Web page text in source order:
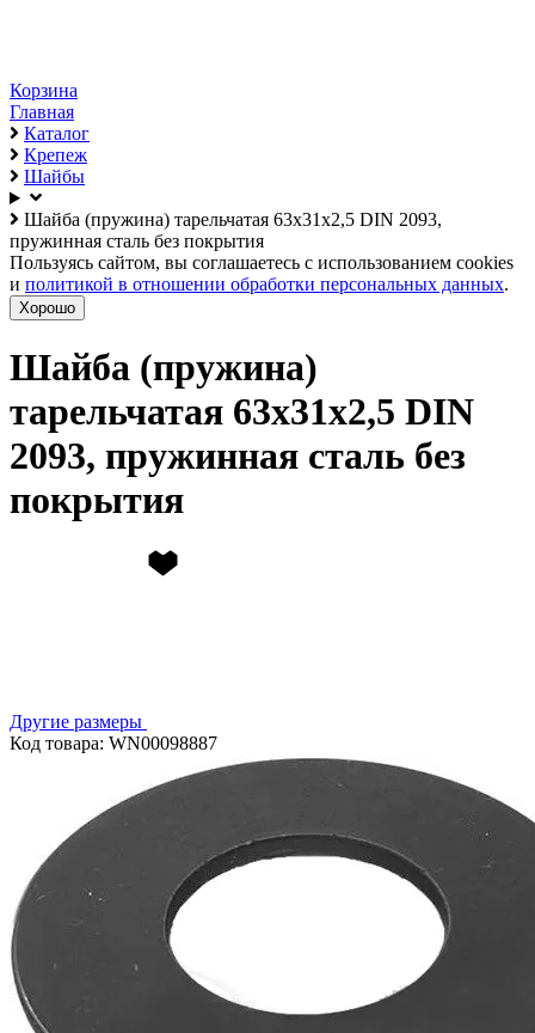
Корзина
Главная
Каталог
Крепеж
Шайбы
Шайба (пружина) тарельчатая 63х31х2,5 DIN 2093,
пружинная сталь без покрытия
Пользуясь сайтом, вы соглашаетесь с использованием cookies
и политикой в отношении обработки персональных данных.
Хорошо
Шайба (пружина)
тарельчатая 63х31х2,5 DIN
2093, пружинная сталь без
покрытия
Другие размеры
Код товара: WN00098887